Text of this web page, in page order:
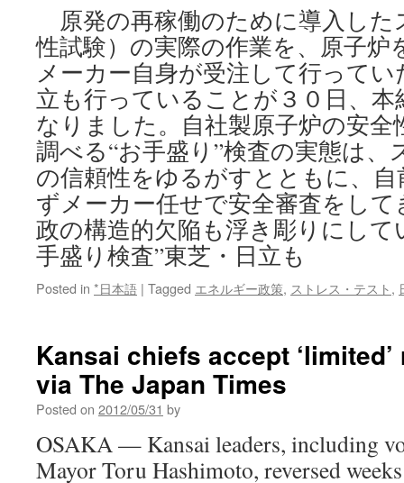
原発の再稼働のために導入した
性試験）の実際の作業を、原子炉
メーカー自身が受注して行って
立も行っていることが３０日、
なりました。自社製原子炉の安
調べる“お手盛り”検査の実態は
の信頼性をゆるがすとともに、
ずメーカー任せで安全審査をし
政の構造的欠陥も浮き彫りにして
手盛り検査”東芝・日立も
Posted in *日本語 | Tagged エネルギー政策, ストレス・テスト,
Kansai chiefs accept
via The Japan Times
Posted on 2012/05/31 by
OSAKA — Kansai leaders, including
Mayor Toru Hashimoto, reversed